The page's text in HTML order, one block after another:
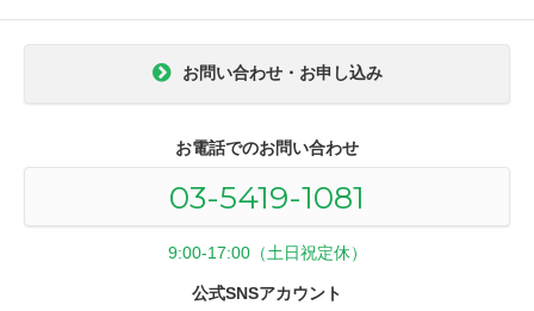
お問い合わせ・お申し込み
お電話でのお問い合わせ
03-5419-1081
9:00-17:00（土日祝定休）
公式SNSアカウント